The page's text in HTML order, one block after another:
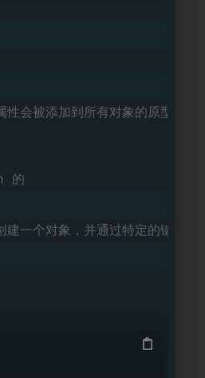
性会被添加到所有对象的原型
的
建一个对象，并通过特定的键（